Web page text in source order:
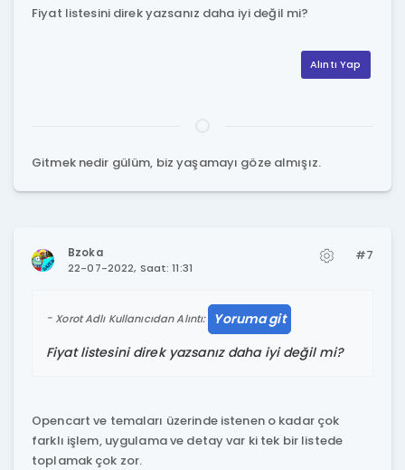
Fiyat listesini direk yazsanız daha iyi değil mi?
Alıntı Yap
Gitmek nedir gülüm, biz yaşamayı göze almışız.
Bzoka
22-07-2022, Saat: 11:31
#7
Xorot Adlı Kullanıcıdan Alıntı:
Yoruma git
Fiyat listesini direk yazsanız daha iyi değil mi?
Opencart ve temaları üzerinde istenen o kadar çok
farklı işlem, uygulama ve detay var ki tek bir listede
toplamak çok zor.